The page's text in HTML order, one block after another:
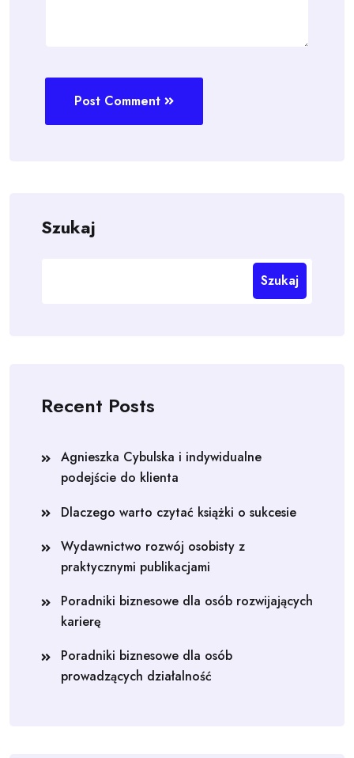
Post Comment
Szukaj
Szukaj
Recent Posts
Agnieszka Cybulska i indywidualne
podejście do klienta
Dlaczego warto czytać książki o sukcesie
Wydawnictwo rozwój osobisty z
praktycznymi publikacjami
Poradniki biznesowe dla osób rozwijających
karierę
Poradniki biznesowe dla osób
prowadzących działalność